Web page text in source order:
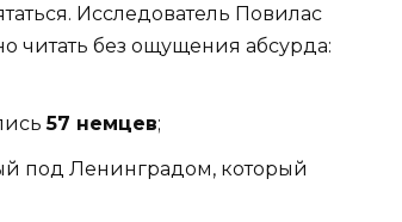
Исследователь Повилас
читать без ощущения абсурда:
57 немцев;
под Ленинградом, который